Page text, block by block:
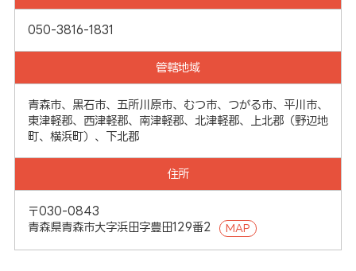
050-3816-1831
管轄地域
青森市、黒石市、五所川原市、むつ市、つがる市、平川市、
東津軽郡、西津軽郡、南津軽郡、北津軽郡、上北郡（野辺地
町、横浜町）、下北郡
住所
〒030-0843
青森県青森市大字浜田字豊田129番2
MAP